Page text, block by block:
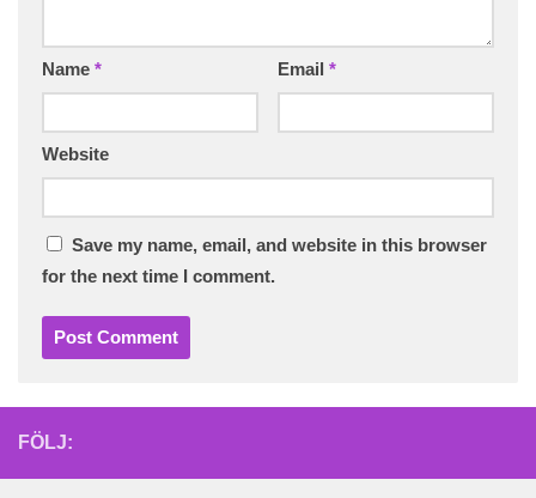
Name * Email *
Website
Save my name, email, and website in this browser
for the next time I comment.
FÖLJ: